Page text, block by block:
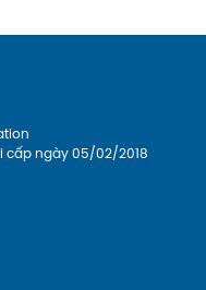
cấp ngày 05/02/2018